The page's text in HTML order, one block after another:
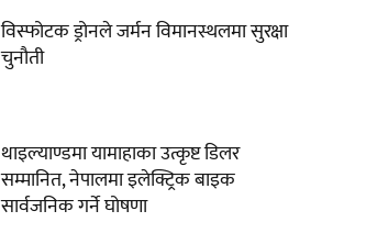
विस्फोटक ड्रोनले जर्मन विमानस्थलमा सुरक्षा
चुनौती
थाइल्याण्डमा यामाहाका उत्कृष्ट डिलर
सम्मानित, नेपालमा इलेक्ट्रिक बाइक
सार्वजनिक गर्ने घोषणा